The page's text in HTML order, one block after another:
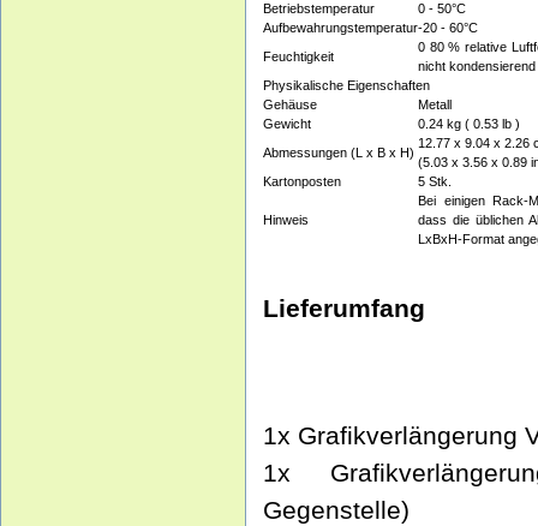
Betriebstemperatur
0 - 50°C
Aufbewahrungstemperatur-20 - 60°C
Feuchtigkeit
0 80 % relative
nicht kondensierend
Physikalische Eigenschaften
Gehäuse
Metall
Gewicht
0.24 kg ( 0.53 lb )
Abmessungen (L x B x H)
12.77 x 9.04 x 2.26
(5.03 x 3.56 x 0.89
Kartonposten
5 Stk.
Hinweis
Bei einigen Rack-
dass die üblichen
LxBxH-Format
Lieferumfang
1x Grafikverlängerung
1x
Gegenstelle)